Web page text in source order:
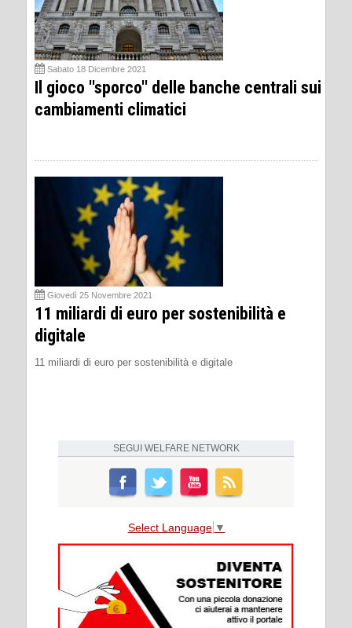
Sabato 18 Dicembre 2021
Il gioco ''sporco'' delle banche centrali sui
cambiamenti climatici
Giovedì 25 Novembre 2021
11 miliardi di euro per sostenibilità e
digitale
11 miliardi di euro per sostenibilità e digitale
SEGUI WELFARE NETWORK
Select Language ▼